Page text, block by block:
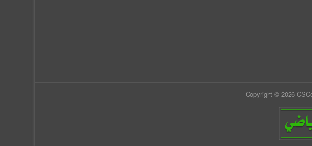
Copyright © 2026